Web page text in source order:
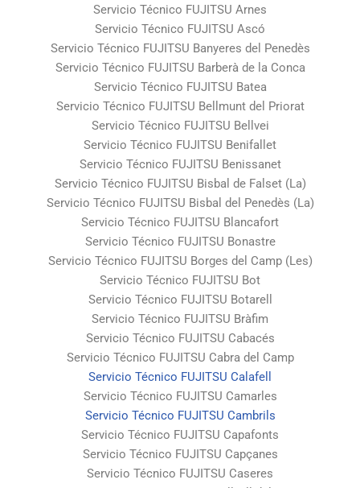
Servicio Técnico FUJITSU Arnes
Servicio Técnico FUJITSU Ascó
Servicio Técnico FUJITSU Banyeres del Penedès
Servicio Técnico FUJITSU Barberà de la Conca
Servicio Técnico FUJITSU Batea
Servicio Técnico FUJITSU Bellmunt del Priorat
Servicio Técnico FUJITSU Bellvei
Servicio Técnico FUJITSU Benifallet
Servicio Técnico FUJITSU Benissanet
Servicio Técnico FUJITSU Bisbal de Falset (La)
Servicio Técnico FUJITSU Bisbal del Penedès (La)
Servicio Técnico FUJITSU Blancafort
Servicio Técnico FUJITSU Bonastre
Servicio Técnico FUJITSU Borges del Camp (Les)
Servicio Técnico FUJITSU Bot
Servicio Técnico FUJITSU Botarell
Servicio Técnico FUJITSU Bràfim
Servicio Técnico FUJITSU Cabacés
Servicio Técnico FUJITSU Cabra del Camp
Servicio Técnico FUJITSU Calafell
Servicio Técnico FUJITSU Camarles
Servicio Técnico FUJITSU Cambrils
Servicio Técnico FUJITSU Capafonts
Servicio Técnico FUJITSU Capçanes
Servicio Técnico FUJITSU Caseres